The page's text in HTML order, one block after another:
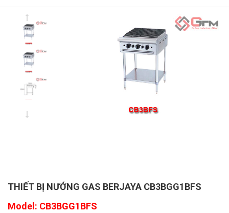
THIẾT BỊ NƯỚNG GAS BERJAYA CB3BGG1BFS
Model: CB3BGG1BFS